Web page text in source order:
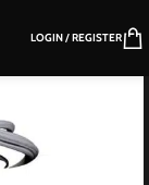
LOGIN / REGISTER